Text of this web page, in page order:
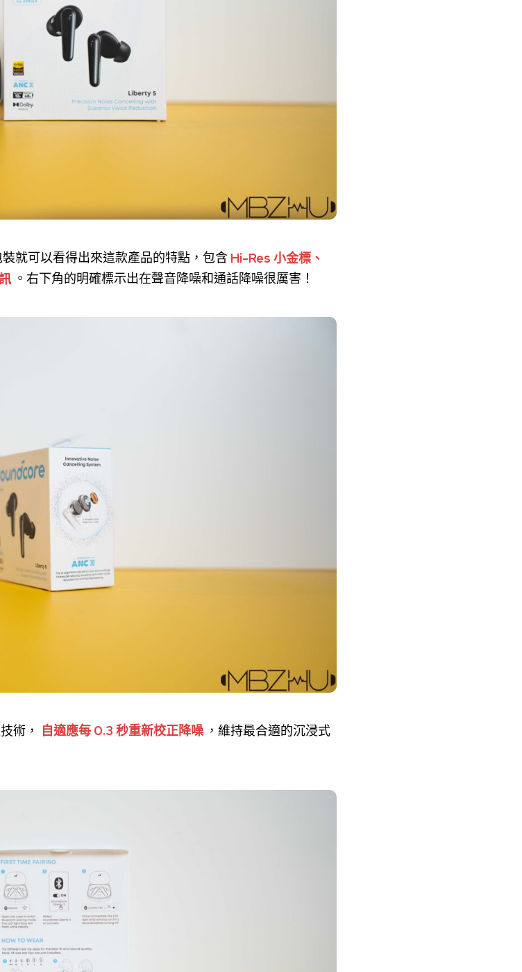
就可以看得出來這款產品的特點，包含 Hi-Res 小金標、
。右下角的明確標示出在聲音降噪和通話降噪很厲害！
術， 自適應每 0.3 秒重新校正降噪 ，維持最合適的沉浸式